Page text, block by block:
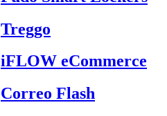
Treggo
iFLOW eCommerce
Correo Flash